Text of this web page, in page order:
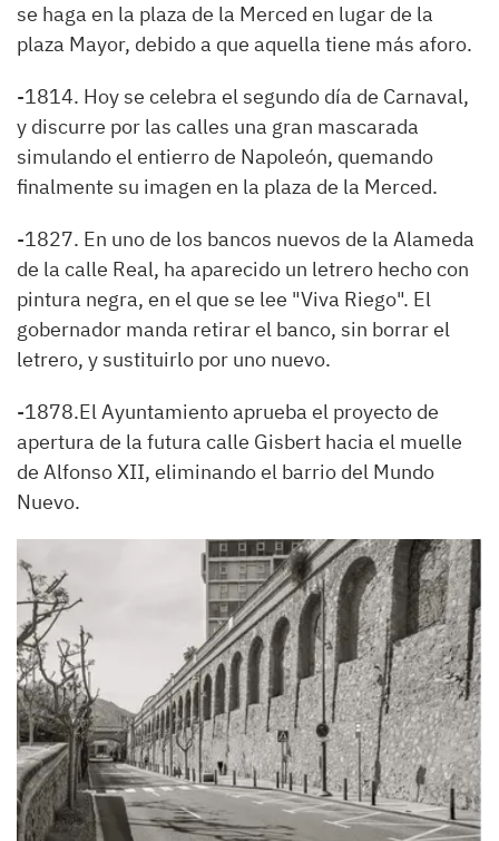
se haga en la plaza de la Merced en lugar de la
plaza Mayor, debido a que aquella tiene más aforo.
-1814. Hoy se celebra el segundo día de Carnaval,
y discurre por las calles una gran mascarada
simulando el entierro de Napoleón, quemando
finalmente su imagen en la plaza de la Merced.
-1827. En uno de los bancos nuevos de la Alameda
de la calle Real, ha aparecido un letrero hecho con
pintura negra, en el que se lee "Viva Riego". El
gobernador manda retirar el banco, sin borrar el
letrero, y sustituirlo por uno nuevo.
-1878.El Ayuntamiento aprueba el proyecto de
apertura de la futura calle Gisbert hacia el muelle
de Alfonso XII, eliminando el barrio del Mundo
Nuevo.